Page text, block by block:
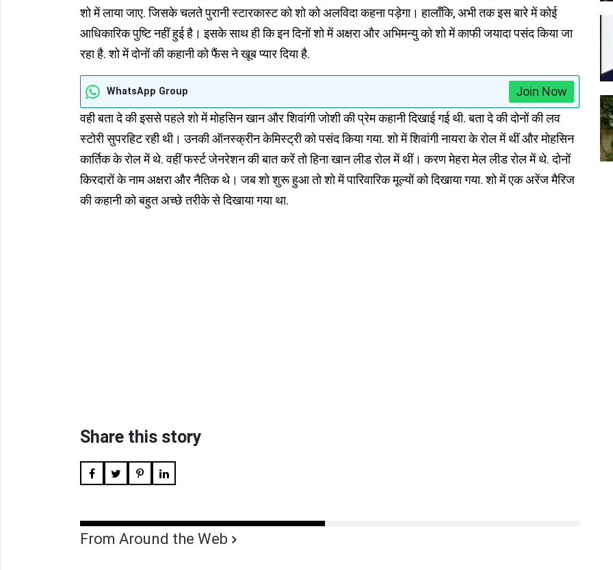
शो में लाया जाए. जिसके चलते पुरानी स्टारकास्ट को शो को अलविदा कहना पड़ेगा। हालाँकि, अभी तक इस बारे में कोई
आधिकारिक पुष्टि नहीं हुई है। इसके साथ ही कि इन दिनों शो में अक्षरा और अभिमन्यु को शो में काफी जयादा पसंद किया जा
रहा है. शो में दोनों की कहानी को फैंस ने खूब प्यार दिया है.
WhatsApp Group
Join Now
वही बता दे की इससे पहले शो में मोहसिन खान और शिवांगी जोशी की प्रेम कहानी दिखाई गई थी. बता दे की दोनों की लव
स्टोरी सुपरहिट रही थी। उनकी ऑनस्क्रीन केमिस्ट्री को पसंद किया गया. शो में शिवांगी नायरा के रोल में थीं और मोहसिन
कार्तिक के रोल में थे. वहीं फर्स्ट जेनरेशन की बात करें तो हिना खान लीड रोल में थीं। करण मेहरा मेल लीड रोल में थे. दोनों
किरदारों के नाम अक्षरा और नैतिक थे। जब शो शुरू हुआ तो शो में पारिवारिक मूल्यों को दिखाया गया. शो में एक अरेंज मैरिज
की कहानी को बहुत अच्छे तरीके से दिखाया गया था.
Share this story
From Around the Web